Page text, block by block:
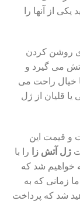
از آنها را
روشن کردن
می گیرد و
خیال راحت می
یا قلیان از ژل
و قیمت این
ژل آتش زا
را با
خواهیم شد که
زمانی که به
شد که پرداخت